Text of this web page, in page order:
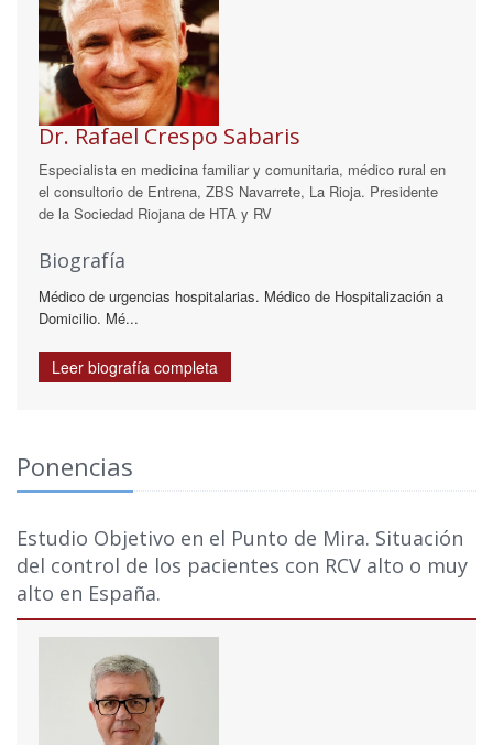
Dr. Rafael Crespo Sabaris
Especialista en medicina familiar y comunitaria, médico rural en
el consultorio de Entrena, ZBS Navarrete, La Rioja. Presidente
de la Sociedad Riojana de HTA y RV
Biografía
Médico de urgencias hospitalarias. Médico de Hospitalización a
Domicilio. Mé...
Leer biografía completa
Ponencias
Estudio Objetivo en el Punto de Mira. Situación
del control de los pacientes con RCV alto o muy
alto en España.